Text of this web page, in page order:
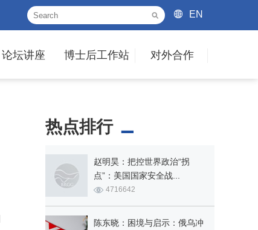
EN
论坛讲座 博士后工作站 对外合作
热点排行
赵明昊：把控世界政治“拐
点”：美国国家安全战...
4716642
陈东晓：困境与启示：俄乌冲